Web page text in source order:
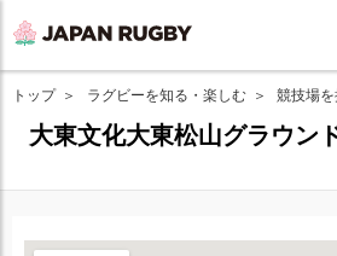
トップ ラグビーを知る・楽しむ 競技場
大東文化大東松山グラウン